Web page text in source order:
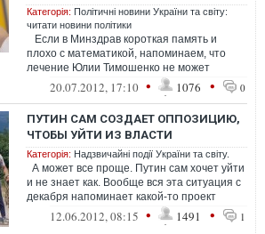
Категорія: Політичні новини України та світу:
читати новини політики
Если в Минздрав короткая память и
плохо с математикой, напоминаем, что
лечение Юлии Тимошенко не может
длиться «почти три ...
20.07.2012, 17:10 • 1076 • 0
ПУТИН САМ СОЗДАЕТ ОППОЗИЦИЮ,
ЧТОБЫ УЙТИ ИЗ ВЛАСТИ
Категорія: Надзвичайні події України та світу.
А может все проще. Путин сам хочет уйти
и не знает как. Вообще вся эта ситуация с
декабря напоминает какой-то проект
«Построй свою оппозицию». ...
12.06.2012, 08:15 • 1491 • 1